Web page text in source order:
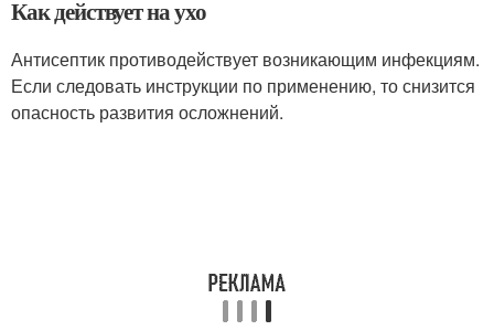
Как действует на ухо
Антисептик противодействует возникающим инфекциям.
Если следовать инструкции по применению, то снизится
опасность развития осложнений.